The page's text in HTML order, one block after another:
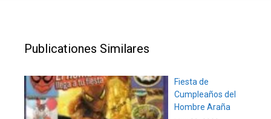
Publicationes Similares
Fiesta de
Cumpleaños del
Hombre Araña